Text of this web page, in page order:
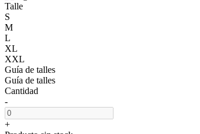
Talle
S
M
L
XL
XXL
Guía de talles
Guía de talles
Cantidad
-
+